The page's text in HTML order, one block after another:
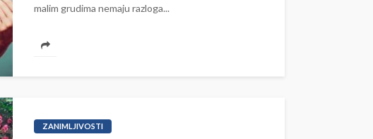
malim grudima nemaju razloga...
ZANIMLJIVOSTI